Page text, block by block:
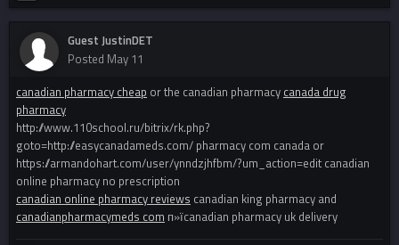
Guest JustinDET
Posted May 11
canadian pharmacy cheap or the canadian pharmacy canada drug
pharmacy
http://www.110school.ru/bitrix/rk.php?
goto=http://easycanadameds.com/ pharmacy com canada or
https://armandohart.com/user/ynndzjhfbm/?um_action=edit canadian
online pharmacy no prescription
canadian online pharmacy reviews canadian king pharmacy and
canadianpharmacymeds com п»їcanadian pharmacy uk delivery